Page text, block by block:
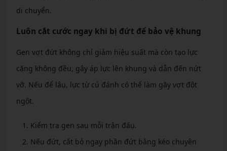
di chuyển.
Luôn cắt cước ngay khi bị đứt để bảo vệ khung
Gen vợt đứt không chỉ giảm hiệu suất mà còn tạo lực
căng không đều, gây áp lực lên khung và dẫn đến nứt
vỡ. Nếu để lâu, lực từ cú đánh có thể làm gãy vợt đột
ngột.
Kiểm tra gen sau mỗi trận đấu.
Nếu đứt, cắt bỏ ngay phần đứt bằng kéo chuyên